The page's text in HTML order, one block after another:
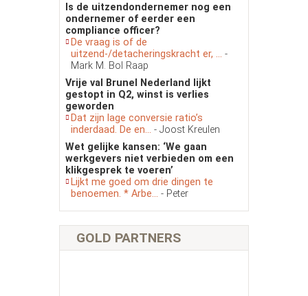
Is de uitzendondernemer nog een
ondernemer of eerder een
compliance officer?
De vraag is of de
uitzend-/detacheringskracht er, ... -
Mark M. Bol Raap
Vrije val Brunel Nederland lijkt
gestopt in Q2, winst is verlies
geworden
Dat zijn lage conversie ratio’s
inderdaad. De en... - Joost Kreulen
Wet gelijke kansen: ‘We gaan
werkgevers niet verbieden om een
klikgesprek te voeren’
Lijkt me goed om drie dingen te
benoemen. * Arbe... - Peter
GOLD PARTNERS